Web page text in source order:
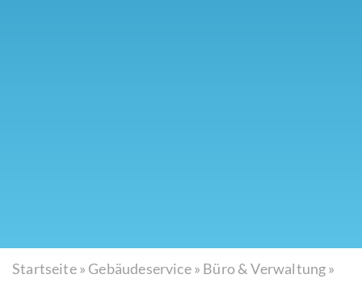
Startseite» Gebäudeservice» Büro & Verwaltung»